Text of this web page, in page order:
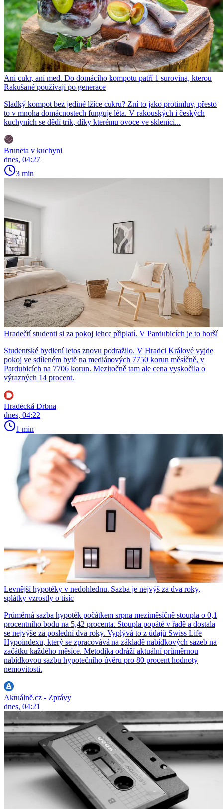
Ani cukr, ani med. Do domácího kompotu patří 1 surovina, kterou
Rakušané používají po generace
Sladký kompot bez jediné lžíce cukru? Zní to jako protimluv, přesto
to v mnoha domácnostech funguje léta. V rakouských i českých
kuchyních se dědí trik, díky kterému ovoce ve sklenici...
Bruneta v kuchyni
dnes, 04:27
3 min
Hradečtí studenti si za pokoj lehce připlatí. V Pardubicích je to horší
Studentské bydlení letos znovu podražilo. V Hradci Králové vyjde
pokoj ve sdíleném bytě na mediánových 7750 korun měsíčně, v
Pardubicích na 7706 korun. Meziročně tam ale cena vyskočila o
výrazných 14 procent.
Hradecká Drbna
dnes, 04:22
1 min
Levnější hypotéky v nedohlednu. Sazba je nejvýš za dva roky,
splátky vzrostly o tisíc
Průměrná sazba hypoték počátkem srpna meziměsíčně stoupla o 0,1
procentního bodu na 5,42 procenta. Stoupla popáté v řadě a dostala
se nejvýše za poslední dva roky. Vyplývá to z údajů Swiss Life
Hypoindexu, který se zpracovává na základě nabídkových sazeb na
začátku každého měsíce. Metodika odráží aktuální průměrnou
nabídkovou sazbu hypotečního úvěru pro 80 procent hodnoty
nemovitosti.
Aktuálně.cz - Zprávy
dnes, 04:21